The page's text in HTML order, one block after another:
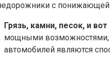
Грязь, камни, песок, и
мощными возможностями,
автомобилей являются